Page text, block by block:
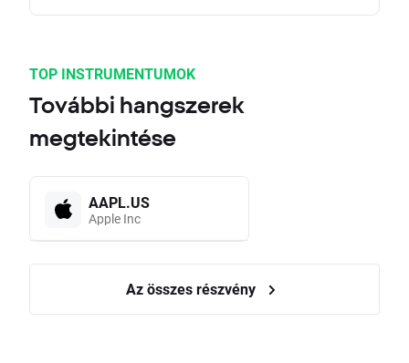
TOP INSTRUMENTUMOK
További hangszerek
megtekintése
AAPL.US
Apple Inc
Az összes részvény